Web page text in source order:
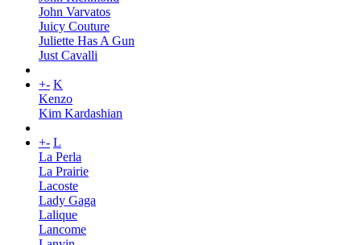
John Varvatos
Juicy Couture
Juliette Has A Gun
Just Cavalli
+- K
Kenzo
Kim Kardashian
+- L
La Perla
La Prairie
Lacoste
Lady Gaga
Lalique
Lancome